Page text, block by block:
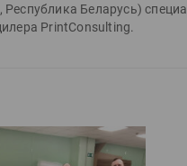
Республика Беларусь)
PrintConsulting.